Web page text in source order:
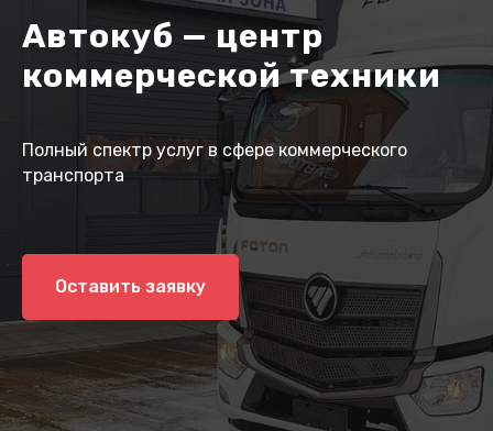
Автокуб — центр
коммерческой техники
Полный спектр услуг в сфере коммерческого
транспорта
Оставить заявку